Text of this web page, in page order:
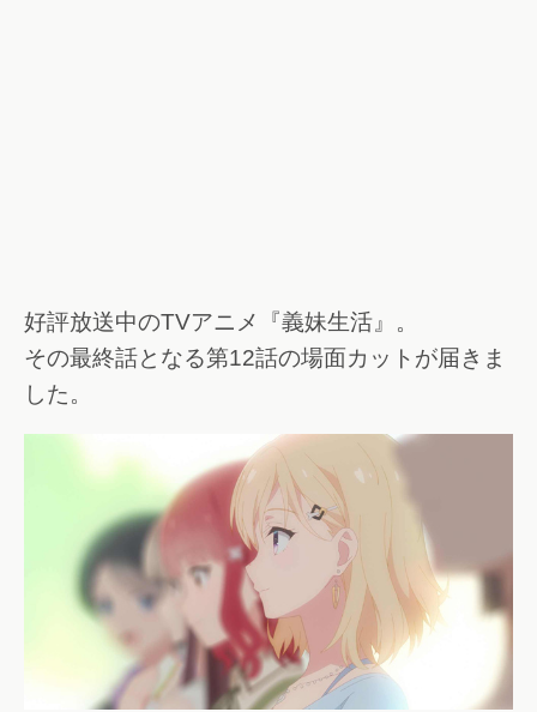
好評放送中のTVアニメ『義妹生活』。
その最終話となる第12話の場面カットが届きま
した。